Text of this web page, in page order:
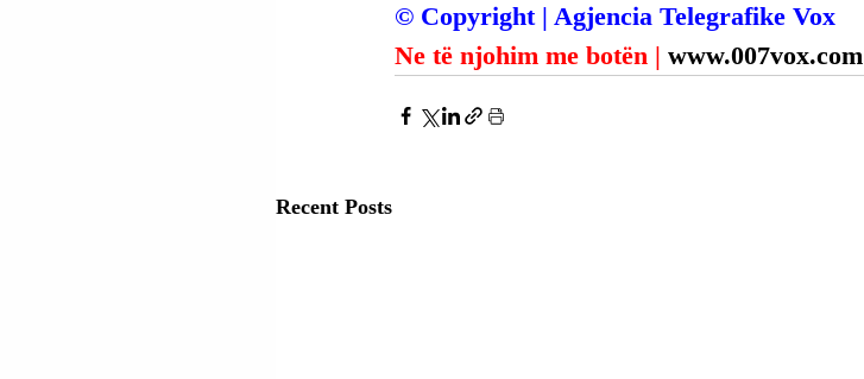
© Copyright | Agjencia Telegrafike Vox
Ne të njohim me botën | www.007vox.com
Recent Posts